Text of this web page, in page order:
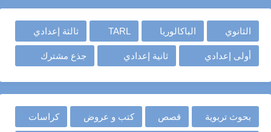
الثانوي الباكالوريا TARL ثالثة إعدادي
أولى إعدادي ثانية إعدادي جذع مشترك
بحوث تربوية قصص كتب و عروض كراسات